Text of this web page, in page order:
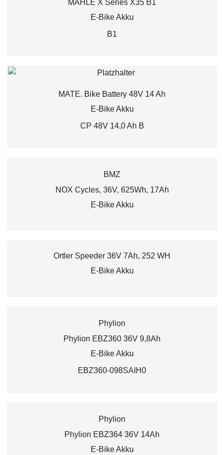
MAHLE X Series X35 B1
E-Bike Akku
B1
MATE. Bike Battery 48V 14 Ah
E-Bike Akku
CP 48V 14,0 Ah B
BMZ
NOX Cycles, 36V, 625Wh, 17Ah
E-Bike Akku
Ortler Speeder 36V 7Ah, 252 WH
E-Bike Akku
Phylion
Phylion EBZ360 36V 9,8Ah
E-Bike Akku
EBZ360-098SAIH0
Phylion
Phylion EBZ364 36V 14Ah
E-Bike Akku